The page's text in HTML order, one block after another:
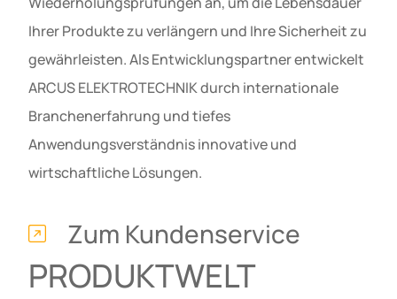
Ihrer Produkte zu verlängern und Ihre Sicherheit zu
gewährleisten. Als Entwicklungspartner entwickelt
ARCUS ELEKTROTECHNIK durch internationale
Branchenerfahrung und tiefes
Anwendungsverständnis innovative und
wirtschaftliche Lösungen.
Zum Kundenservice
PRODUKTWELT